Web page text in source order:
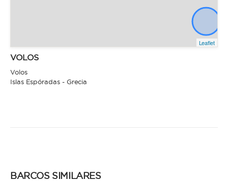
Leaflet
VOLOS
Volos
Islas Espóradas - Grecia
BARCOS SIMILARES